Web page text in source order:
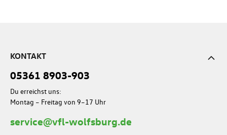
KONTAKT
05361 8903-903
Du erreichst uns:
Montag – Freitag von 9–17 Uhr
service@vfl-wolfsburg.de